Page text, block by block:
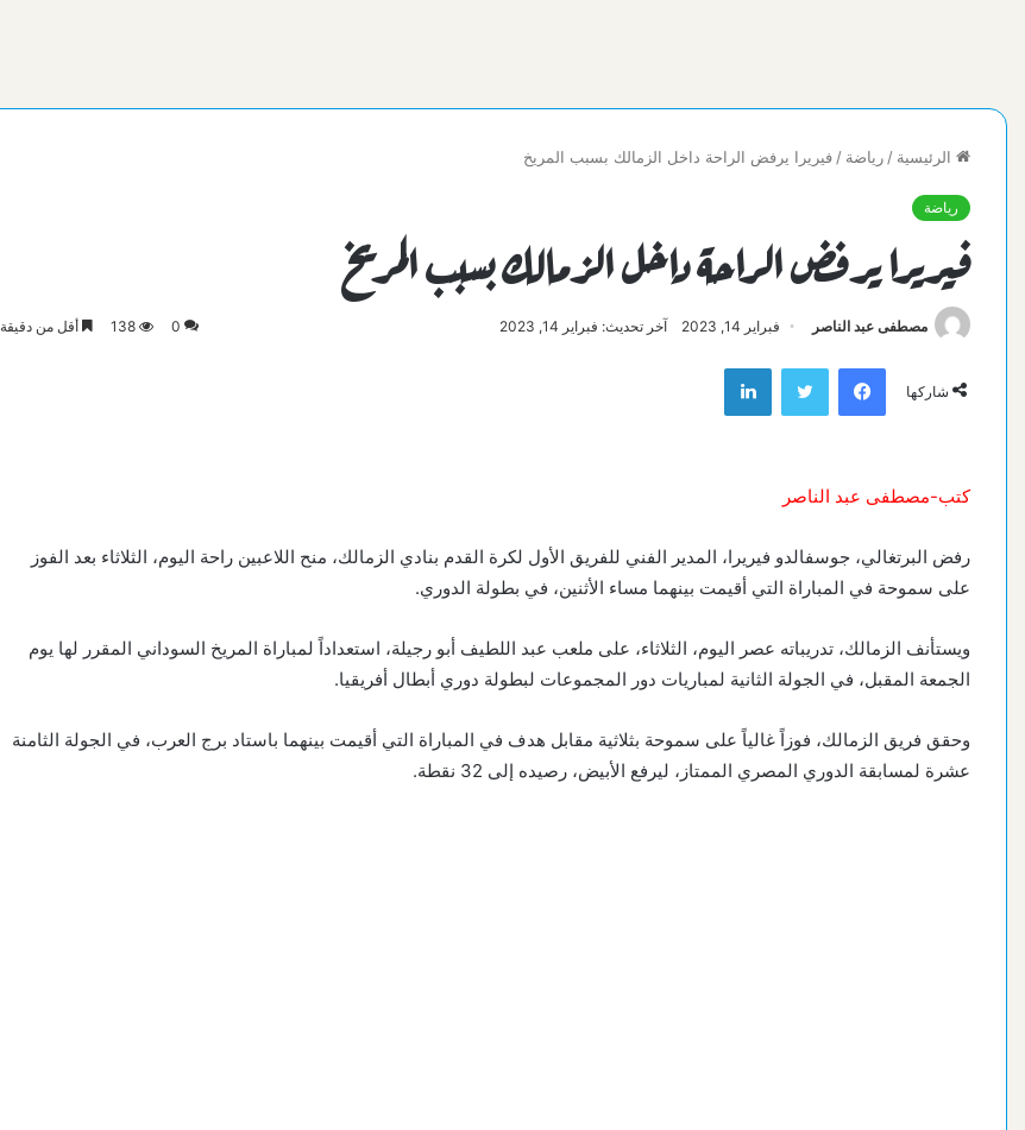
الرئيسية / رياضة / فيريرا يرفض الراحة داخل الزمالك بسبب المريخ
رياضة
فيريرا يرفض الراحة داخل الزمالك بسبب المريخ
مصطفى عبد الناصر فبراير 14, 2023 آخر تحديث: فبراير 14, 2023 0
138 أقل من دقيقة
شاركها
فيسبوك تويتر لينكدإن
كتب-مصطفى عبد الناصر
رفض البرتغالي، جوسفالدو فيريرا، المدير الفني للفريق الأول لكرة القدم بنادي الزمالك، منح اللاعبين راحة اليوم، الثلاثاء بعد الفوز
على سموحة في المباراة التي أقيمت بينهما مساء الأثنين، في بطولة الدوري.
ويستأنف الزمالك، تدريباته عصر اليوم، الثلاثاء، على ملعب عبد اللطيف أبو رجيلة، استعداداً لمباراة المريخ السوداني المقرر لها يوم
الجمعة المقبل، في الجولة الثانية لمباريات دور المجموعات لبطولة دوري أبطال أفريقيا.
وحقق فريق الزمالك، فوزاً غالياً على سموحة بثلاثية مقابل هدف في المباراة التي أقيمت بينهما باستاد برج العرب، في الجولة الثامنة
عشرة لمسابقة الدوري المصري الممتاز، ليرفع الأبيض، رصيده إلى 32 نقطة.